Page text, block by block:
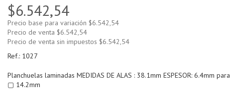
$6.542,54
Precio base para variación $6.542,54
Precio de venta $6.542,54
Precio de venta sin impuestos $6.542,54
Ref.: 1027
Planchuelas laminadas MEDIDAS DE ALAS : 38.1mm ESPESOR: 6.4mm para
▢ 14.2mm